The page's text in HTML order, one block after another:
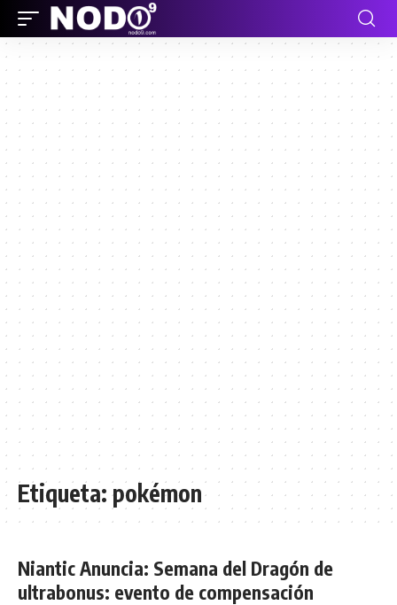
Etiqueta:pokémon
Niantic Anuncia: Semana del Dragón de
ultrabonus: evento de compensación